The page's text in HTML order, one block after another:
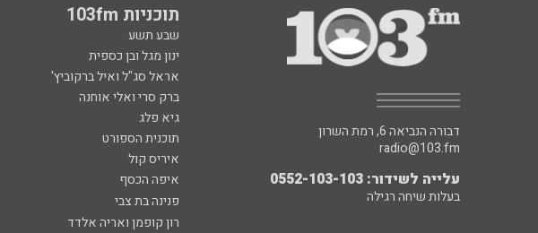
תוכניות 103fm
שבע תשע
ינון מגל ובן כספית
אראל סג"ל ואיל ברקוביץ'
ברק סרי ואלי אוחנה
גיא פלג
תוכנית הספורט
איריס קול
איפה הכסף
פנינה בת צבי
רון קופמן ואריה אלדד
דבורה הנביאה 6, רמת השרון
radio@103.fm
עלייה לשידור: 0552-103-103
בעלות שיחה רגילה